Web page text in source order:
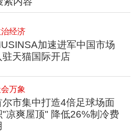
经济
加速进军中国市场
驻天猫国际开店
万象
尔市集中打造4倍足球场面
"凉爽屋顶" 降低26%制冷费